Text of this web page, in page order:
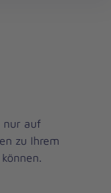
nur auf
zu Ihrem